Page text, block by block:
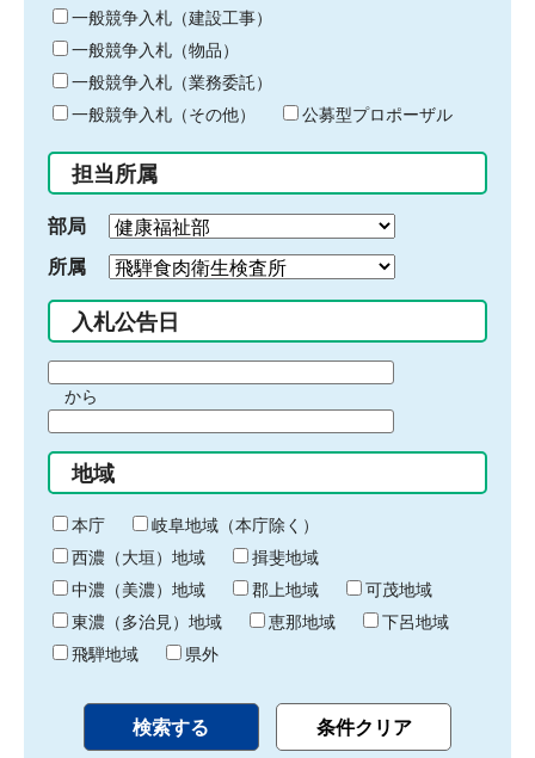
キ
ー
ワ
ー
ド
入
力
一般競争入札（建設工事）
一般競争入札（物品）
一般競争入札（業務委託）
一般競争入札（その他）
公募型プロポーザル
担当所属
部局
所属
入札公告日
間
始
り
から
間
終
わ
り
地域
本庁
岐阜地域（本庁除く）
西濃（大垣）地域
揖斐地域
中濃（美濃）地域
郡上地域
可茂地域
東濃（多治見）地域
恵那地域
下呂地域
飛騨地域
県外